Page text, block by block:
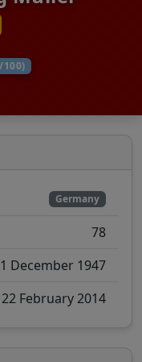
Germany
78
December 1947
22 February 2014